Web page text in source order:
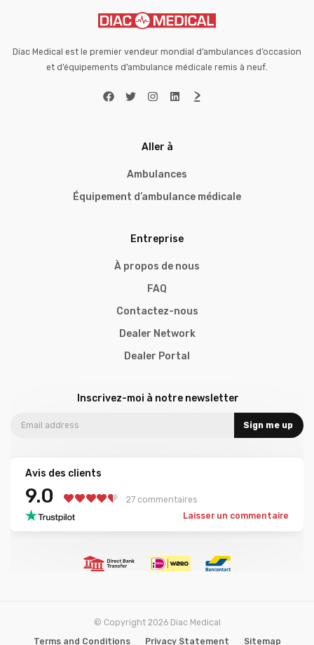
Diac Medical est le premier vendeur mondial d’ambulances d’occasion
et d’équipements d’ambulance médicale remis à neuf.
Aller à
Ambulances
Équipement d’ambulance médicale
Entreprise
À propos de nous
FAQ
Contactez-nous
Dealer Network
Dealer Portal
Inscrivez-moi à notre newsletter
Sign me up
Avis des clients
9.0
27 commentaires
Laisser un commentaire
© Copyright 2026 Diac Medical
Terms and Conditions
Privacy Statement Sitemap